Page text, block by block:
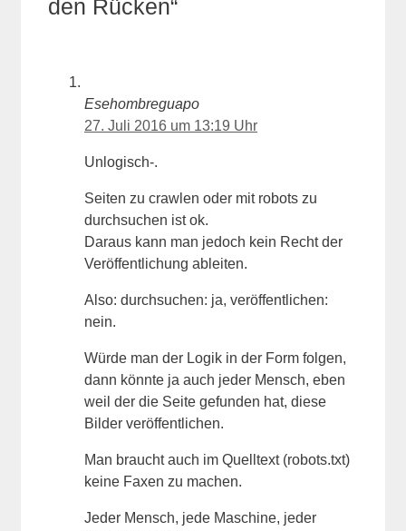
den Rücken“
Esehombreguapo
27. Juli 2016 um 13:19 Uhr
Unlogisch-.
Seiten zu crawlen oder mit robots zu
durchsuchen ist ok.
Daraus kann man jedoch kein Recht der
Veröffentlichung ableiten.
Also: durchsuchen: ja, veröffentlichen:
nein.
Würde man der Logik in der Form folgen,
dann könnte ja auch jeder Mensch, eben
weil der die Seite gefunden hat, diese
Bilder veröffentlichen.
Man braucht auch im Quelltext (robots.txt)
keine Faxen zu machen.
Jeder Mensch, jede Maschine, jeder